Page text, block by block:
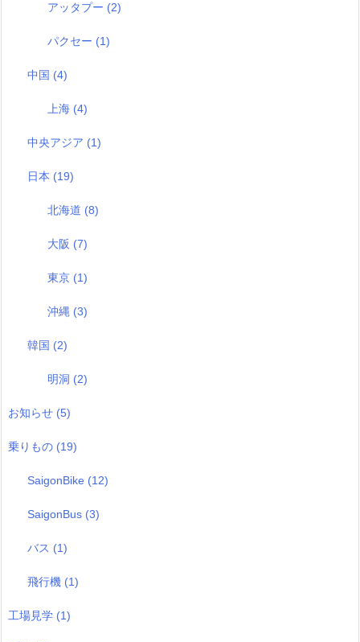
アッタプー (2)
パクセー (1)
中国 (4)
上海 (4)
中央アジア (1)
日本 (19)
北海道 (8)
大阪 (7)
東京 (1)
沖縄 (3)
韓国 (2)
明洞 (2)
お知らせ (5)
乗りもの (19)
SaigonBike (12)
SaigonBus (3)
バス (1)
飛行機 (1)
工場見学 (1)